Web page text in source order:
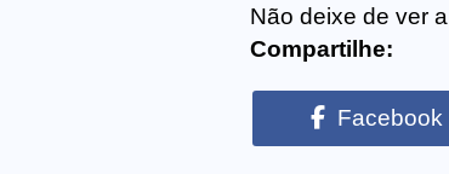
Não deixe de ver a
Compartilhe:
Facebook